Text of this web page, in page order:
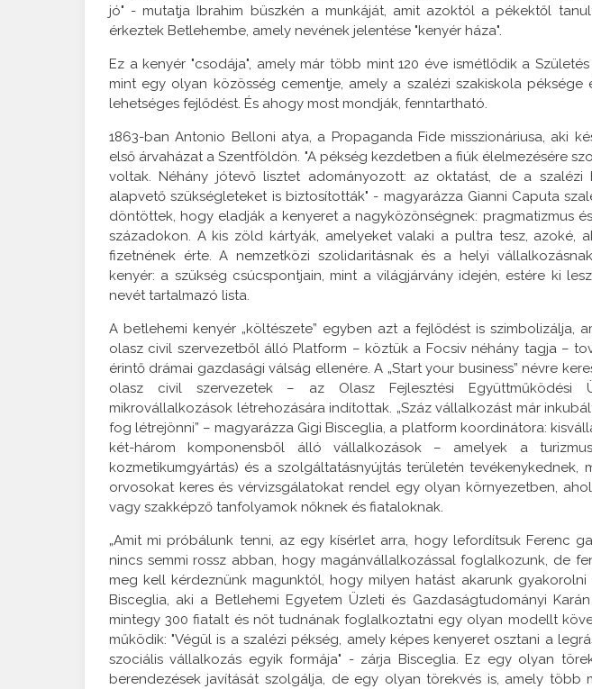
jó" - mutatja Ibrahim büszkén a munkáját, amit azoktól a pékektől
érkeztek Betlehembe, amely nevének jelentése "kenyér háza".
Ez a kenyér "csodája", amely már több mint 120 éve ismétlődik a
mint egy olyan közösség cementje, amely a szalézi szakiskola
lehetséges fejlődést. És ahogy most mondják, fenntartható.
1863-ban Antonio Belloni atya, a Propaganda Fide misszionáriusa, aki
első árvaházat a Szentföldön. "A pékség kezdetben a fiúk élelmezésére
voltak. Néhány jótevő lisztet adományozott: az oktatást, de a szalézi
alapvető szükségleteket is biztosították" - magyarázza Gianni Caputa
döntöttek, hogy eladják a kenyeret a nagyközönségnek: pragmatizmus
századokon. A kis zöld kártyák, amelyeket valaki a pultra tesz, azoké,
fizetnének érte. A nemzetközi szolidaritásnak és a helyi
kenyér: a szükség csúcspontjain, mint a világjárvány idején, estére ki
nevét tartalmazó lista.
A betlehemi kenyér „költészete” egyben azt a fejlődést is szimbolizálja,
olasz civil szervezetből álló Platform – köztük a Focsiv néhány tagja –
érintő drámai gazdasági válság ellenére. A „Start your business” névre
olasz civil szervezetek – az Olasz Fejlesztési Együttműködési
mikrovállalkozások létrehozására indítottak. „Száz vállalkozást már
fog létrejönni” – magyarázza Gigi Bisceglia, a platform koordinátora:
két-három komponensből álló vállalkozások – amelyek a
kozmetikumgyártás) és a szolgáltatásnyújtás területén
orvosokat keres és vérvizsgálatokat rendel egy olyan környezetben,
vagy szakképző tanfolyamok nőknek és fiataloknak.
„Amit mi próbálunk tenni, az egy kísérlet arra, hogy lefordítsuk Ferenc
nincs semmi rossz abban, hogy magánvállalkozással foglalkozunk, de
meg kell kérdeznünk magunktól, hogy milyen hatást akarunk gyakorolni
Bisceglia, aki a Betlehemi Egyetem Üzleti és Gazdaságtudományi
mintegy 300 fiatalt és nőt tudnának foglalkoztatni egy olyan modellt
működik: "Végül is a szalézi pékség, amely képes kenyeret osztani a
szociális vállalkozás egyik formája" - zárja Bisceglia. Ez egy olyan
berendezések javítását szolgálja, de egy olyan törekvés is, amely több